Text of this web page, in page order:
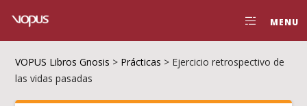
MENU
VOPUS Libros Gnosis > Prácticas > Ejercicio retrospectivo de
las vidas pasadas